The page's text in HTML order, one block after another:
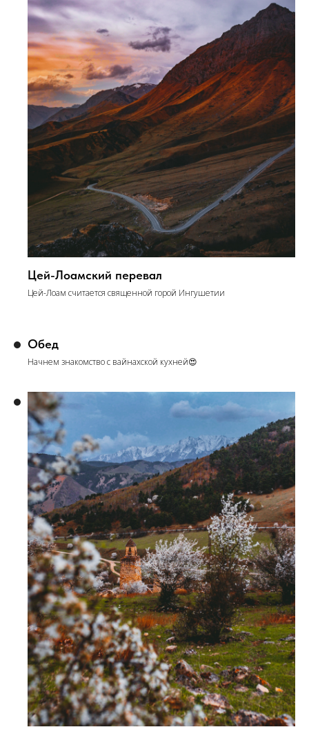
Цей-Лоамский перевал
Цей-Лоам считается священной горой Ингушетии
Обед
Начнем знакомство с вайнахской кухней😍